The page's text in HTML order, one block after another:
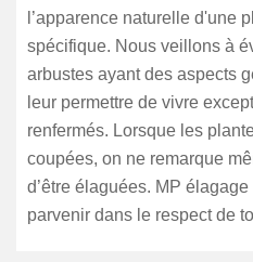
l’apparence naturelle d'une
spécifique. Nous veillons à
arbustes ayant des aspects
leur permettre de vivre
renfermés. Lorsque les
coupées, on ne remarque
d’être élaguées. MP
parvenir dans le respect de